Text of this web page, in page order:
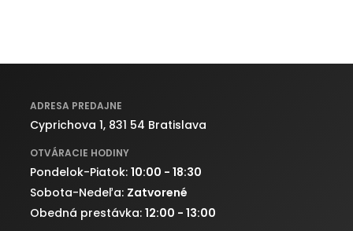
ADRESA PREDAJNE
Cyprichova 1, 831 54 Bratislava
OTVÁRACIE HODINY
Pondelok-Piatok: 10:00 - 18:30
Sobota-Nedeľa: Zatvorené
Obedná prestávka: 12:00 - 13:00